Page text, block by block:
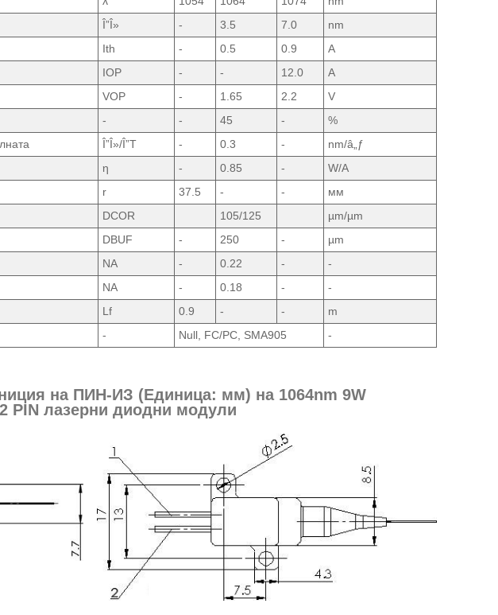
Î”Î» - 3.5 7.0
nm
Ith - 0.5 0.9
A
IOP - - 12.0
A
VOP - 1.65 2.2
V
- - 45 -
%
Î”Î»/Î”T - 0.3 -
nm/â„ƒ
η - 0.85 -
W/A
r 37.5 - -
мм
DCOR 105/125
µm/µm
DBUF - 250 -
µm
NA - 0.22 -
-
NA - 0.18 -
-
Lf 0.9 - -
m
- Null, FC/PC, SMA905 -
на ПИН-ИЗ (Единица: мм) на 1064nm 9W
PIN лазерни диодни модули